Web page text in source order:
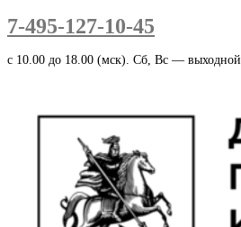
7-495-127-10-45
c 10.00 до 18.00 (мск). Сб, Вс — выходной